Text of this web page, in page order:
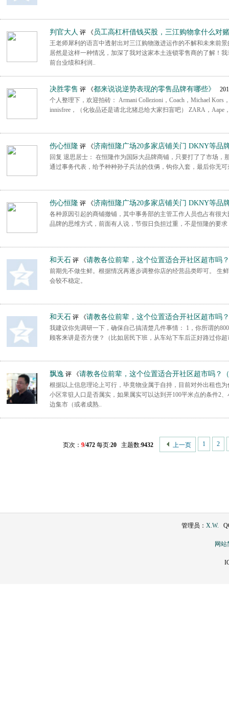
判官大人 评 《 员工高杠杆借钱买股，三江购物拿什么对
王老师犀利的语言中透射出对三江购物激进运作的不解和未来前
居然是这样一种情况，加深了我对这家本土连锁零售商的了解！
前台业绩和利润..
决胜零售 评 《都来说说逆势表现的零售品牌有哪些》
个人整理下，欢迎拍砖： Armani Collezioni，Coach，Michael Kors
innisfree，（化妆品还是请北北猪总给大家扫盲吧） ZARA，Aape
伤心恒隆 评 《济南恒隆广场20多家店铺关门 DKNY等品
回复 退思居士： 在恒隆作为国际大品牌商铺，只要打了了市场
通过事务代表，给予种种孙子兵法的伎俩，钩你入套，最后你无
伤心恒隆 评 《济南恒隆广场20多家店铺关门 DKNY等品
各种原因引起的商铺撤铺，其中事务部的主管工作人员也占有很
品牌的思维方式，前面有人说，节假日负担过重，不是恒隆的要
和天石 评 《请教各位前辈，这个位置适合开社区超市吗
前期先不做生鲜。根据情况再逐步调整你店的经营品类即可。 生
会较不稳定。
和天石 评 《请教各位前辈，这个位置适合开社区超市吗
我建议你先调研一下，确保自己搞清楚几件事情： 1，你所谓的
顾客来讲是否方便？（比如居民下班，从车站下车后正好路过你
飘逸 评 《请教各位前辈，这个位置适合开社区超市吗？
根据以上信息理论上可行，毕竟物业属于自持，目前对外出租也
小区常驻人口是否属实，如果属实可以达到开100平米点的条件2
边集市（或者成熟..
页次： 9/472 每页:20 主题数:9432 上一页 1 2
管理员： X.W.
网站